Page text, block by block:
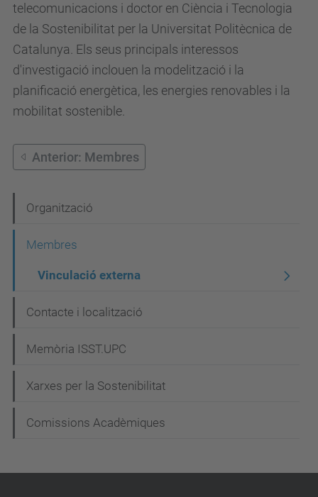
telecomunicacions i doctor en Ciència i Tecnologia
de la Sostenibilitat per la Universitat Politècnica de
Catalunya. Els seus principals interessos
d'investigació inclouen la modelització i la
planificació energètica, les energies renovables i la
mobilitat sostenible.
Anterior: Membres
a
a
i
ó
Organització
Membres
Vinculació externa
Contacte i localització
Memòria ISST.UPC
Xarxes per la Sostenibilitat
Comissions Acadèmiques